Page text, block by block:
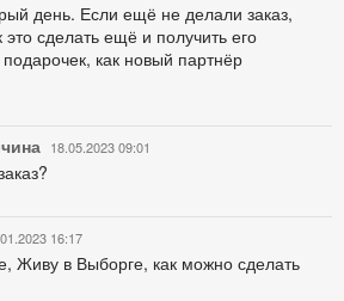
день. Если ещё не делали заказ,
это сделать ещё и получить его
как новый партнёр
18.05.2023 09:01
16:17
Живу в Выборге, как можно сделать